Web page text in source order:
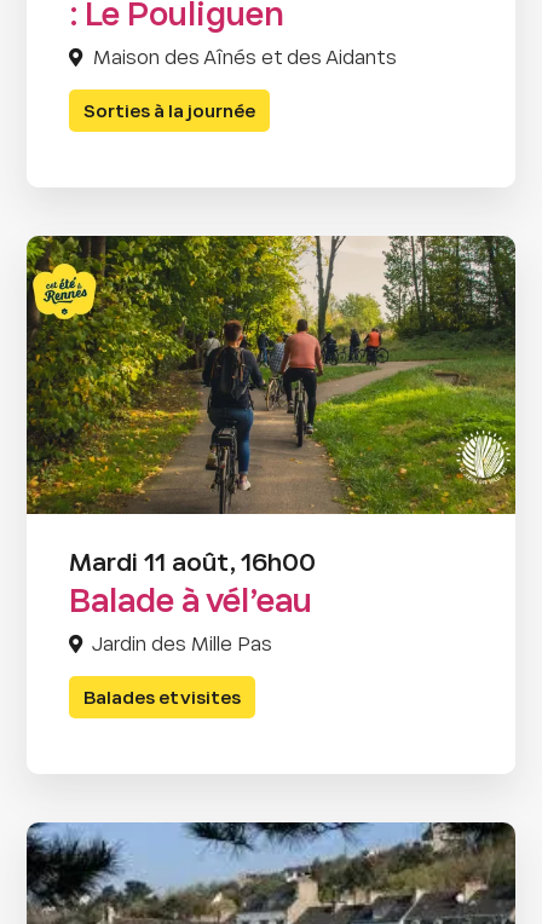
: Le Pouliguen
Maison des Aînés et des Aidants
Sorties à la journée
Mardi 11 août, 16h00
Balade à vél’eau
Jardin des Mille Pas
Balades et visites